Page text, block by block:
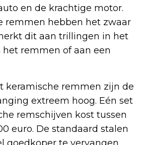
en de krachtige motor.
remmen hebben het zwaar
dit aan trillingen in het
remmen of aan een
keramische remmen zijn de
extreem hoog. Eén set
remschijven kost tussen
euro. De standaard stalen